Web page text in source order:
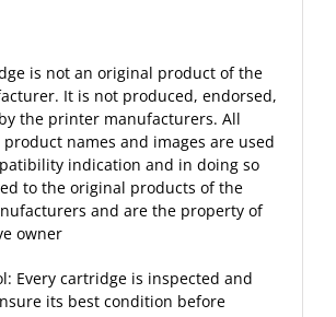
is not an original product of the
It is not produced, endorsed,
the printer manufacturers. All
names and images are used
indication and in doing so
to the original products of the
and are the property of
owner
Every cartridge is inspected and
its best condition before